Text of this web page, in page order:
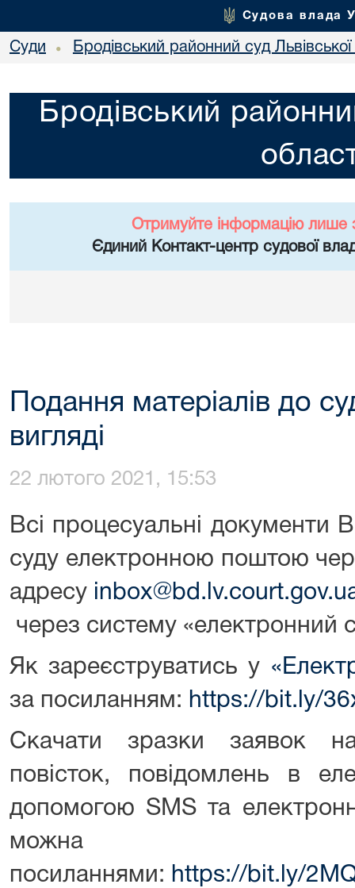
Судова влада
Суди • Бродівський районний суд Львівської
Бродівський
Отримуйте інформацію лише
Єдиний Контакт-центр судової
Подання матеріалів до
вигляді
22 лютого 2021, 15:53
Всі процесуальні документи
суду електронною поштою
адресу
через систему «електронний
Як зареєструватись у
за посиланням: https://bit.ly/
Скачати зразки заявок
повісток, повідомлень в
допомогою SMS та
посиланнями: https://bit.ly/